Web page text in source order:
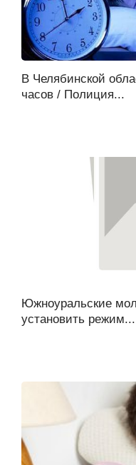
В Челябинской
часов / Полиция...
Южноуральские
установить режим...